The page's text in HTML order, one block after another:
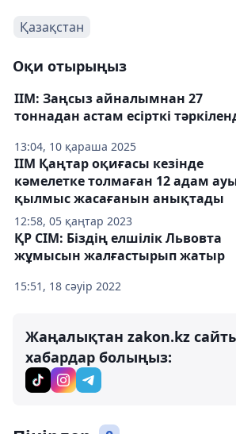
Қазақстан
Оқи отырыңыз
13:04, 10 қараша 2025
ІІМ: Заңсыз айналымнан 27
тоннадан астам есірткі
12:58, 05 қаңтар 2023
ІІМ Қаңтар оқиғасы кезінде
кәмелетке толмаған 12 адам
қылмыс жасағанын анықтады
15:51, 18 сәуір 2022
ҚР СІМ: Біздің елшілік Львовта
жұмысын жалғастырып жатыр
Жаңалықтан zakon.kz
хабардар болыңыз: